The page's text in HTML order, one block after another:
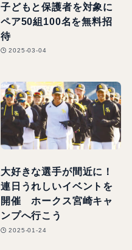
子どもと保護者を対象に
ペア50組100名を無料招
待
2025-03-04
大好きな選手が間近に！
連日うれしいイベントを
開催 ホークス宮崎キャ
ンプへ行こう
2025-01-24